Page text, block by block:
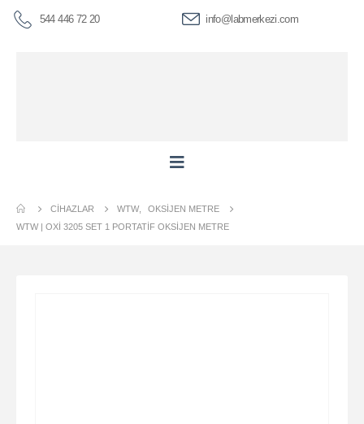
544 446 72 20 info@labmerkezi.com
CIHAZLAR WTW
OKSIJEN METRE
WTW | OXI 3205 SET 1 PORTATIF OKSIJEN METRE